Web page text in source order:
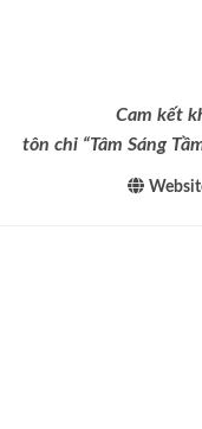
Cam kết
tôn chỉ “Tâm Sáng